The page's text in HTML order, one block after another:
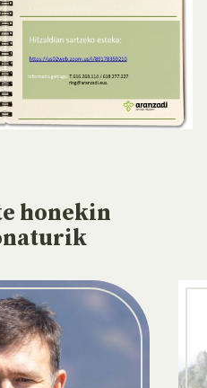
honekin